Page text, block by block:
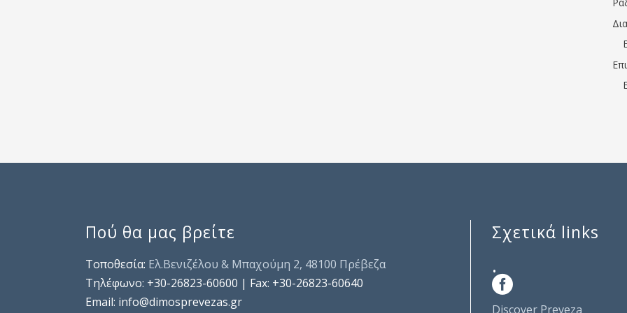
Πού θα μας βρείτε
Τοποθεσία: Ελ.Βενιζέλου & Μπαχούμη 2, 48100 Πρέβεζα
Τηλέφωνo: +30-26823-60600 | Fax: +30-26823-60640
Email: info@dimosprevezas.gr
Σχετικά links
.
Discover Preveza